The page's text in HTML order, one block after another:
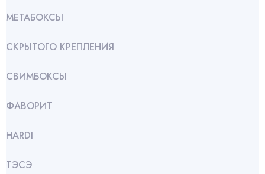
МЕТАБОКСЫ
СКРЫТОГО КРЕПЛЕНИЯ
СВИМБОКСЫ
ФАВОРИТ
HARDI
ТЭСЭ